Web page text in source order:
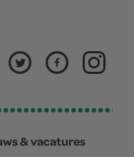
& vacatures